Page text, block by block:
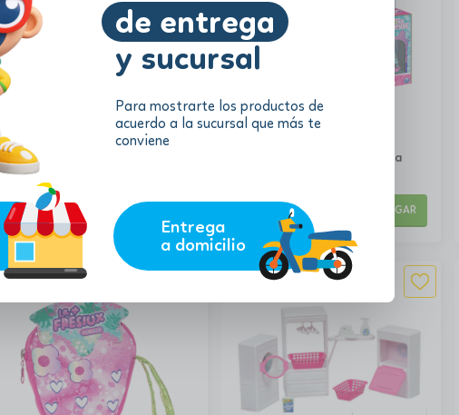
de entrega
y sucursal
Para mostrarte los productos de
acuerdo a la sucursal que más te
conviene
Entrega
a domicilio
Juguete peinadora
remove
Gabby Dollhouse - minifigura
$5.73
remove AGREGAR